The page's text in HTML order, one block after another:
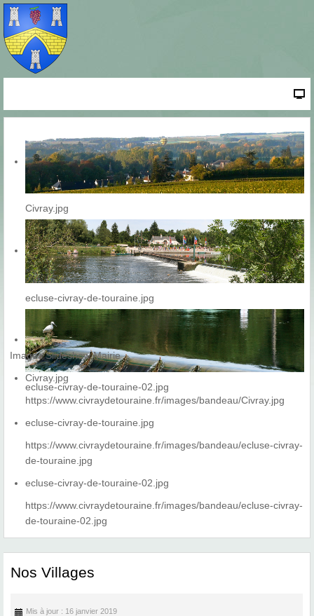
Civray.jpg
ecluse-civray-de-touraine.jpg
ecluse-civray-de-touraine-02.jpg
Images Slideshow Mairie
Civray.jpg
https://www.civraydetouraine.fr/images/bandeau/Civray.jpg
ecluse-civray-de-touraine.jpg
https://www.civraydetouraine.fr/images/bandeau/ecluse-civray-
de-touraine.jpg
ecluse-civray-de-touraine-02.jpg
https://www.civraydetouraine.fr/images/bandeau/ecluse-civray-
de-touraine-02.jpg
Nos Villages
Mis à jour : 16 janvier 2019